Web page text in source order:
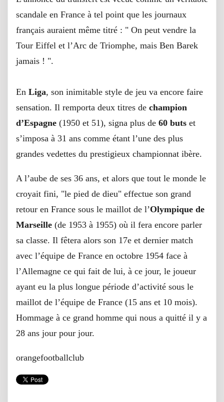
scandale en France à tel point que les journaux
français auraient même titré : " On peut vendre la
Tour Eiffel et l’Arc de Triomphe, mais Ben Barek
jamais ! ".
En Liga, son inimitable style de jeu va encore faire
sensation. Il remporta deux titres de champion
d’Espagne (1950 et 51), signa plus de 60 buts et
s’imposa à 31 ans comme étant l’une des plus
grandes vedettes du prestigieux championnat ibère.
A l’aube de ses 36 ans, et alors que tout le monde le
croyait fini, "le pied de dieu" effectue son grand
retour en France sous le maillot de l’Olympique de
Marseille (de 1953 à 1955) où il fera encore parler
sa classe. Il fêtera alors son 17e et dernier match
avec l’équipe de France en octobre 1954 face à
l’Allemagne ce qui fait de lui, à ce jour, le joueur
ayant eu la plus longue période d’activité sous le
maillot de l’équipe de France (15 ans et 10 mois).
Hommage à ce grand homme qui nous a quitté il y a
28 ans jour pour jour.
orangefootballclub